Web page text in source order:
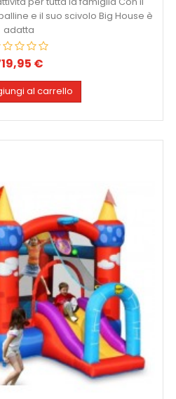
e il suo scivolo Big House è
adatta
€
al carrello